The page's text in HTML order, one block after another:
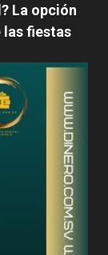
La opción
las fiestas